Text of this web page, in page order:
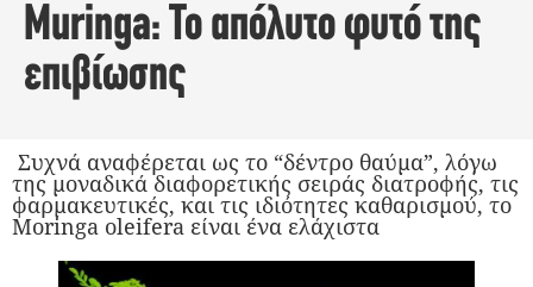
Muringa: Το απόλυτο φυτό της
επιβίωσης
Συχνά αναφέρεται ως το “δέντρο θαύμα”, λόγω
της μοναδικά διαφορετικής σειράς διατροφής, τις
φαρμακευτικές, και τις ιδιότητες καθαρισμού, το
Moringa oleifera είναι ένα ελάχιστα